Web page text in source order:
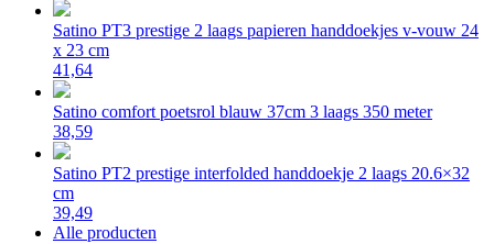
Satino PT3 prestige 2 laags papieren handdoekjes v-vouw 24
x 23 cm
41,64
Satino comfort poetsrol blauw 37cm 3 laags 350 meter
38,59
Satino PT2 prestige interfolded handdoekje 2 laags 20.6×32
cm
39,49
Alle producten